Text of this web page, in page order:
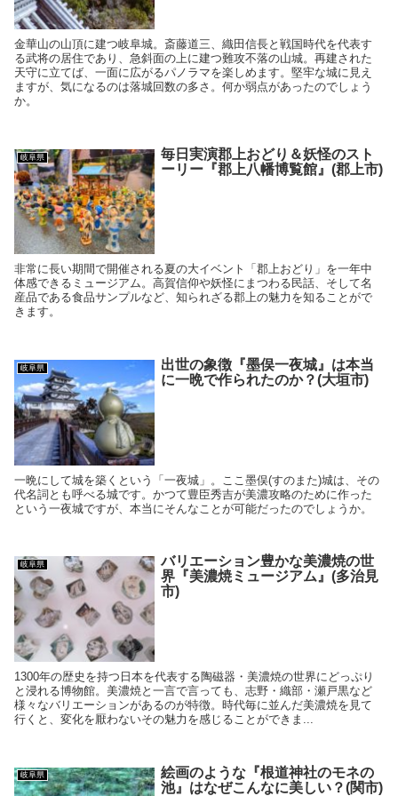
金華山の山頂に建つ岐阜城。斎藤道三、織田信長と戦国時代を代表す
る武将の居住であり、急斜面の上に建つ難攻不落の山城。再建された
天守に立てば、一面に広がるパノラマを楽しめます。堅牢な城に見え
ますが、気になるのは落城回数の多さ。何か弱点があったのでしょう
か。
岐阜県
毎日実演郡上おどり＆妖怪のスト
ーリー『郡上八幡博覧館』(郡上市)
非常に長い期間で開催される夏の大イベント「郡上おどり」を一年中
体感できるミュージアム。高賀信仰や妖怪にまつわる民話、そして名
産品である食品サンプルなど、知られざる郡上の魅力を知ることがで
きます。
岐阜県
出世の象徴『墨俣一夜城』は本当
に一晩で作られたのか？(大垣市)
一晩にして城を築くという「一夜城」。ここ墨俣(すのまた)城は、その
代名詞とも呼べる城です。かつて豊臣秀吉が美濃攻略のために作った
という一夜城ですが、本当にそんなことが可能だったのでしょうか。
岐阜県
バリエーション豊かな美濃焼の世
界『美濃焼ミュージアム』(多治見
市)
1300年の歴史を持つ日本を代表する陶磁器・美濃焼の世界にどっぷり
と浸れる博物館。美濃焼と一言で言っても、志野・織部・瀬戸黒など
様々なバリエーションがあるのが特徴。時代毎に並んだ美濃焼を見て
行くと、変化を厭わないその魅力を感じることができま...
岐阜県
絵画のような『根道神社のモネの
池』はなぜこんなに美しい？(関市)